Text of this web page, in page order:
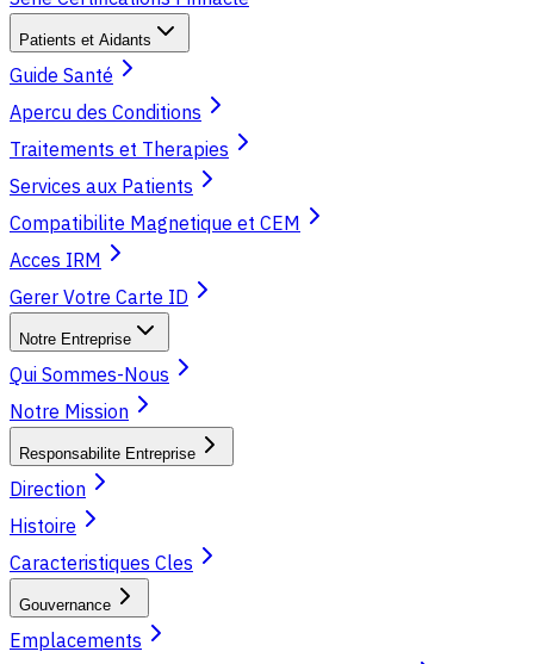
Patients et Aidants
Guide Santé
Apercu des Conditions
Traitements et Therapies
Services aux Patients
Compatibilite Magnetique et CEM
Acces IRM
Gerer Votre Carte ID
Notre Entreprise
Qui Sommes-Nous
Notre Mission
Responsabilite Entreprise
Direction
Histoire
Caracteristiques Cles
Gouvernance
Emplacements